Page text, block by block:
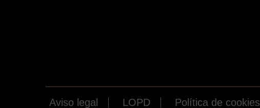
Aviso legal LOPD Política de cookies